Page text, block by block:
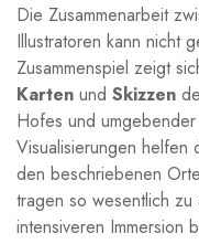
Die Zusammenarbeit
Illustratoren kann nicht‌
Zusammenspiel ⁤zeigt
Karten und Skizzen
Hofes und
⁣Visualisierungen helfen
den beschriebenen⁣
tragen ‍so​ wesentlich
intensiveren Immersion